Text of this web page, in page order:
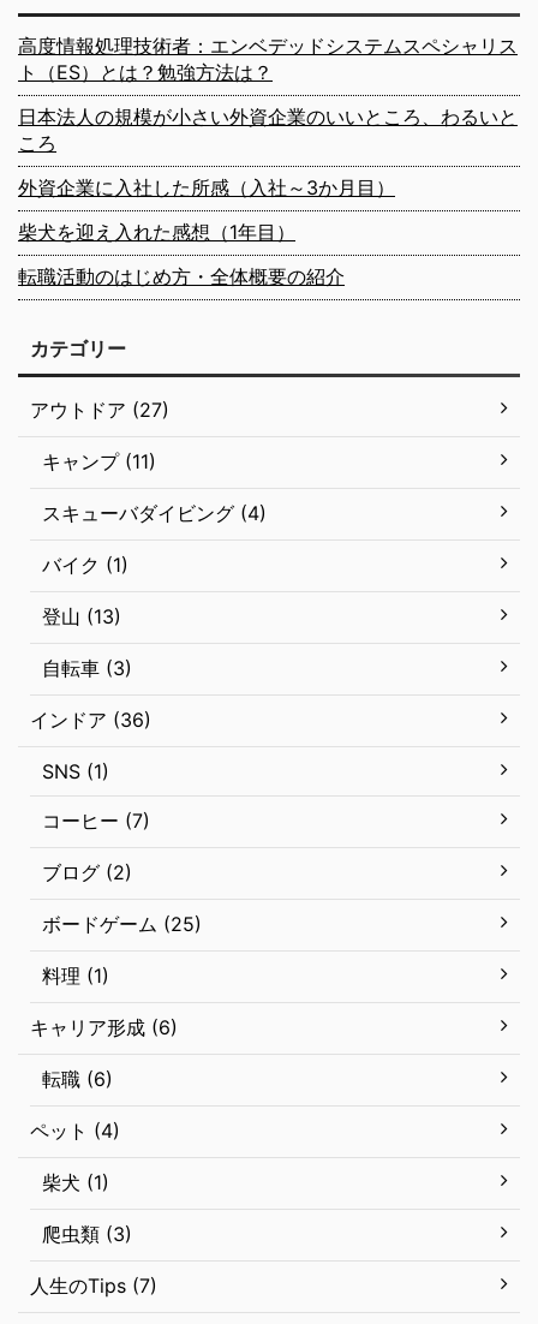
高度情報処理技術者：エンベデッドシステムスペシャリス
ト（ES）とは？勉強方法は？
日本法人の規模が小さい外資企業のいいところ、わるいと
ころ
外資企業に入社した所感（入社～3か月目）
柴犬を迎え入れた感想（1年目）
転職活動のはじめ方・全体概要の紹介
カテゴリー
アウトドア (27)
キャンプ (11)
スキューバダイビング (4)
バイク (1)
登山 (13)
自転車 (3)
インドア (36)
SNS (1)
コーヒー (7)
ブログ (2)
ボードゲーム (25)
料理 (1)
キャリア形成 (6)
転職 (6)
ペット (4)
柴犬 (1)
爬虫類 (3)
人生のTips (7)